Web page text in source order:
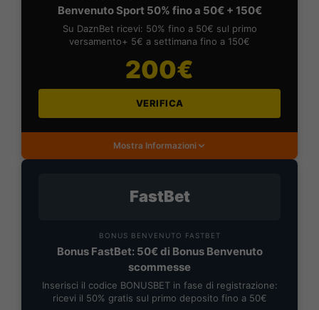
Benvenuto Sport 50% fino a 50€ + 150€
Su DaznBet ricevi: 50% fino a 50€ sul primo
versamento+ 5€ a settimana fino a 150€
200€
VERIFICA
Mostra Informazioni
FastBet
BONUS BENVENUTO FASTBET
Bonus FastBet: 50€ di Bonus Benvenuto
scommesse
Inserisci il codice BONUSBET in fase di registrazione:
ricevi il 50% gratis sul primo deposito fino a 50€